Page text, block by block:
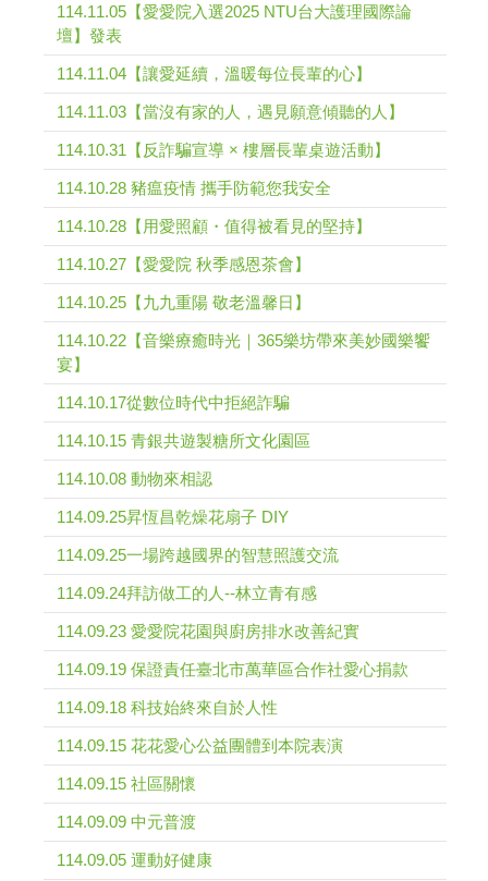
114.11.05【愛愛院入選2025 NTU台大護理國際論
壇】發表
114.11.04【讓愛延續，溫暖每位長輩的心】
114.11.03【當沒有家的人，遇見願意傾聽的人】
114.10.31【反詐騙宣導 × 樓層長輩桌遊活動】
114.10.28 豬瘟疫情 攜手防範您我安全
114.10.28【用愛照顧・值得被看見的堅持】
114.10.27【愛愛院 秋季感恩茶會】
114.10.25【九九重陽 敬老溫馨日】
114.10.22【音樂療癒時光｜365樂坊帶來美妙國樂饗
宴】
114.10.17從數位時代中拒絕詐騙
114.10.15 青銀共遊製糖所文化園區
114.10.08 動物來相認
114.09.25昇恆昌乾燥花扇子 DIY
114.09.25一場跨越國界的智慧照護交流
114.09.24拜訪做工的人--林立青有感
114.09.23 愛愛院花園與廚房排水改善紀實
114.09.19 保證責任臺北市萬華區合作社愛心捐款
114.09.18 科技始終來自於人性
114.09.15 花花愛心公益團體到本院表演
114.09.15 社區關懷
114.09.09 中元普渡
114.09.05 運動好健康